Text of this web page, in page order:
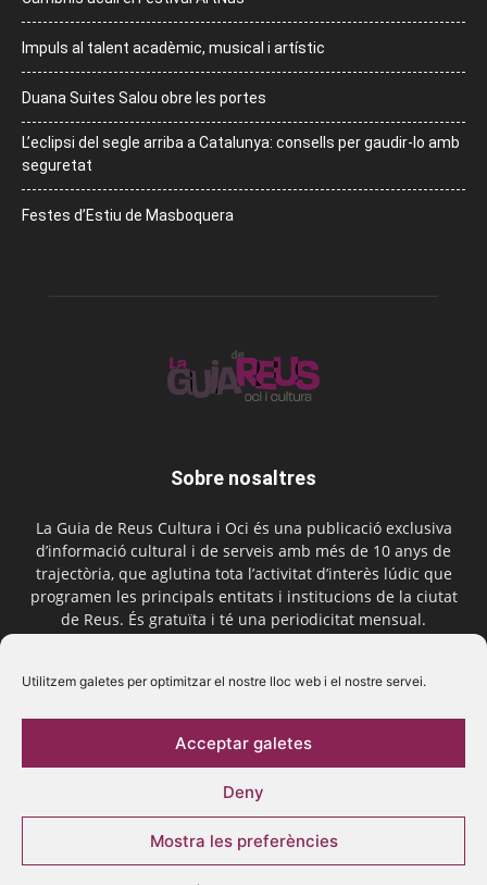
Utilitzem galetes per optimitzar el nostre lloc web i el nostre servei.
Acceptar galetes
Deny
Mostra les preferències
Impuls al talent acadèmic, musical i artístic
Duana Suites Salou obre les portes
L’eclipsi del segle arriba a Catalunya: consells per gaudir-lo amb
seguretat
Festes d’Estiu de Masboquera
Sobre nosaltres
La Guia de Reus Cultura i Oci és una publicació exclusiva
d’informació cultural i de serveis amb més de 10 anys de
trajectòria, que aglutina tota l’activitat d’interès lúdic que
programen les principals entitats i institucions de la ciutat
de Reus. És gratuïta i té una periodicitat mensual.
Segueix-nos